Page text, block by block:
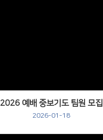
2026 예배 중보기도 팀원 모집
2026-01-18